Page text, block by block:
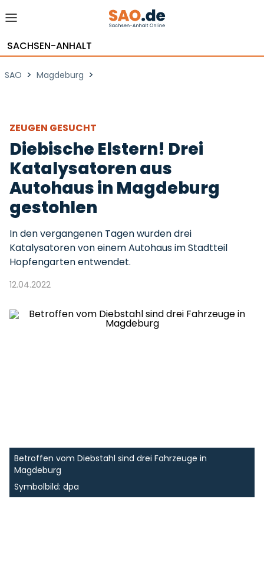
SACHSEN-ANHALT
SAO > Magdeburg >
ZEUGEN GESUCHT
Diebische Elstern! Drei
Katalysatoren aus
Autohaus in Magdeburg
gestohlen
In den vergangenen Tagen wurden drei
Katalysatoren von einem Autohaus im Stadtteil
Hopfengarten entwendet.
12.04.2022
Betroffen vom Diebstahl sind drei Fahrzeuge in
Magdeburg
Symbolbild: dpa